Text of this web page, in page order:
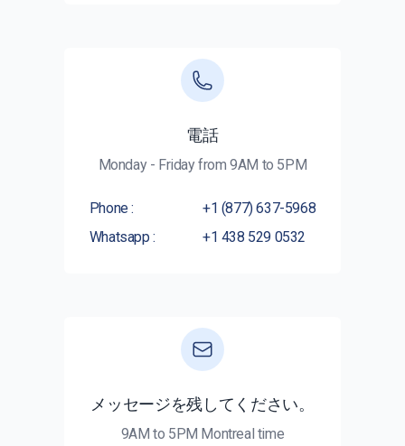
電話
Monday - Friday from 9AM to 5PM
Phone :
+1 (877) 637-5968
Whatsapp :
+1 438 529 0532
メッセージを残してください。
9AM to 5PM Montreal time